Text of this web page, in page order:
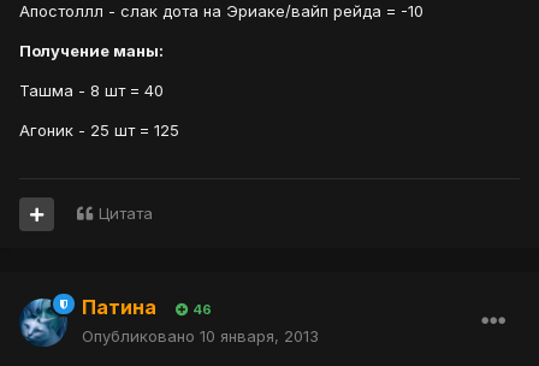
Апостоллл - слак дота на Эриаке/вайп рейда = -10
Получение маны:
Ташма - 8 шт = 40
Агоник - 25 шт = 125
Цитата
Патина 46
Опубликовано 10 января, 2013